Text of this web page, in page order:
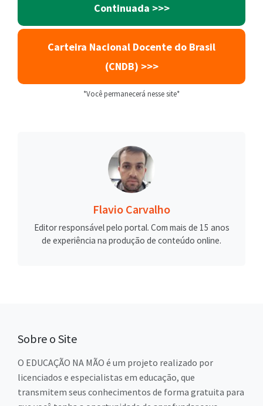
Continuada >>>
Carteira Nacional Docente do Brasil
(CNDB) >>>
*Você permanecerá nesse site*
Flavio Carvalho
Editor responsável pelo portal. Com mais de 15 anos
de experiência na produção de conteúdo online.
Sobre o Site
O EDUCAÇÃO NA MÃO é um projeto realizado por
licenciados e especialistas em educação, que
transmitem seus conhecimentos de forma gratuita para